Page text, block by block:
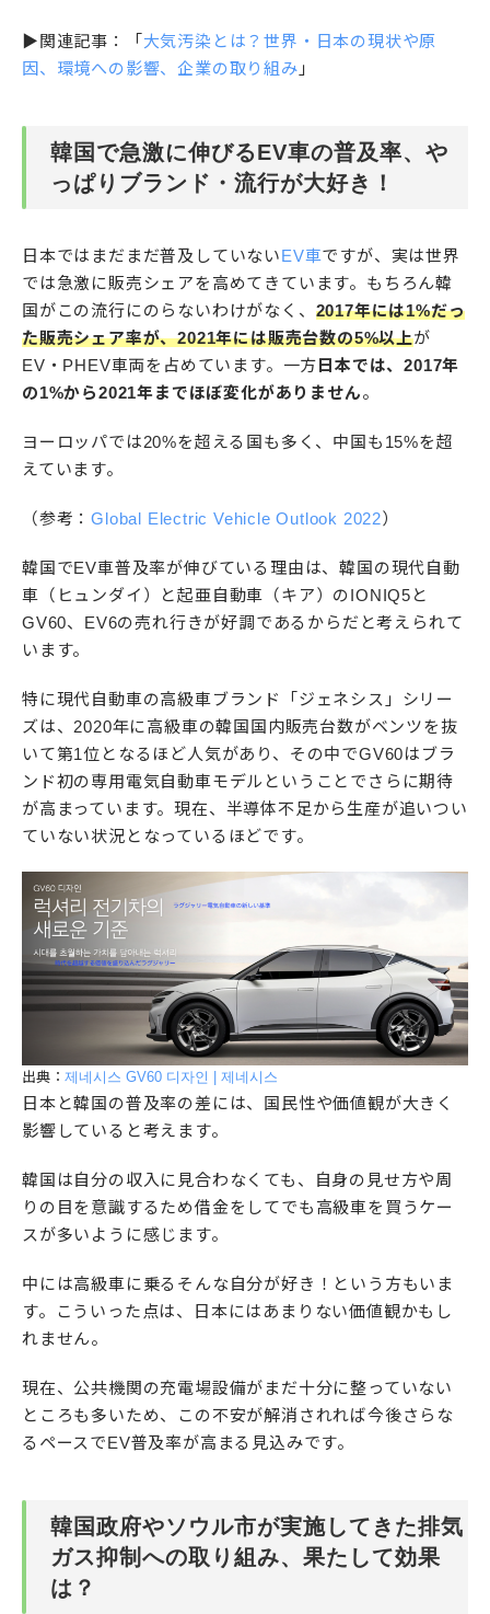
▶︎関連記事：「 大気汚染とは？世界・日本の現状や原
因、環境への影響、企業の取り組み 」
韓国で急激に伸びるEV車の普及率、や
っぱりブランド・流行が大好き！
日本ではまだまだ普及していないEV車ですが、実は世界
では急激に販売シェアを高めてきています。もちろん韓
国がこの流行にのらないわけがなく、 2017年には1%だっ
た販売シェア率が、2021年には販売台数の5%以上が
EV・PHEV車両を占めています。一方日本では、2017年
の1%から2021年までほぼ変化がありません。
ヨーロッパでは20%を超える国も多く、中国も15%を超
えています。
（参考：Global Electric Vehicle Outlook 2022）
韓国でEV車普及率が伸びている理由は、韓国の現代自動
車（ヒュンダイ）と起亜自動車（キア）のIONIQ5と
GV60、EV6の売れ行きが好調であるからだと考えられて
います。
特に現代自動車の高級車ブランド「ジェネシス」シリー
ズは、2020年に高級車の韓国国内販売台数がベンツを抜
いて第1位となるほど人気があり、その中でGV60はブラ
ンド初の専用電気自動車モデルということでさらに期待
が高まっています。現在、半導体不足から生産が追いつい
ていない状況となっているほどです。
出典： 제네시스 GV60 디자인 | 제네시스
日本と韓国の普及率の差には、国民性や価値観が大きく
影響していると考えます。
韓国は自分の収入に見合わなくても、自身の見せ方や周
りの目を意識するため借金をしてでも高級車を買うケー
スが多いように感じます。
中には高級車に乗るそんな自分が好き！という方もいま
す。こういった点は、日本にはあまりない価値観かもし
れません。
現在、公共機関の充電場設備がまだ十分に整っていない
ところも多いため、この不安が解消されれば今後さらな
るペースでEV普及率が高まる見込みです。
韓国政府やソウル市が実施してきた排気
ガス抑制への取り組み、果たして効果
は？